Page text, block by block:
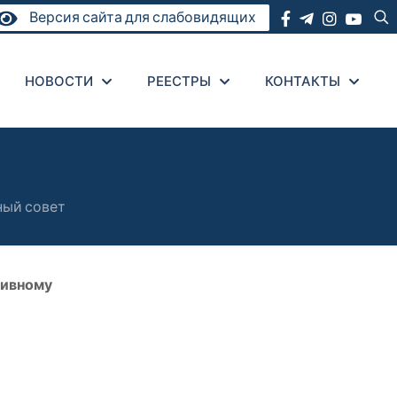
Версия сайта для слабовидящих
НОВОСТИ РЕЕСТРЫ КОНТАКТЫ
совет